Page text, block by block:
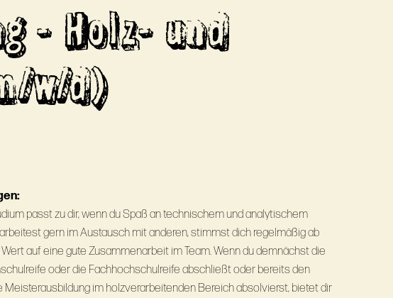
- Holz- und
w/d)
passt zu dir, wenn du Spaß an technischem und analytischem
gern im Austausch mit anderen, stimmst dich regelmäßig ab
auf eine gute Zusammenarbeit im Team. Wenn du demnächst die
oder die Fachhochschulreife abschließt oder bereits den
Meisterausbildung im holzverarbeitenden Bereich absolvierst, bietet dir